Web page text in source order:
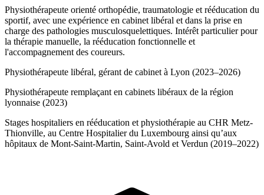
Physiothérapeute orienté orthopédie, traumatologie et rééducation du
sportif, avec une expérience en cabinet libéral et dans la prise en
charge des pathologies musculosquelettiques. Intérêt particulier pour
la thérapie manuelle, la rééducation fonctionnelle et
l'accompagnement des coureurs.
Physiothérapeute libéral, gérant de cabinet à Lyon (2023–2026)
Physiothérapeute remplaçant en cabinets libéraux de la région
lyonnaise (2023)
Stages hospitaliers en rééducation et physiothérapie au CHR Metz-
Thionville, au Centre Hospitalier du Luxembourg ainsi qu’aux
hôpitaux de Mont-Saint-Martin, Saint-Avold et Verdun (2019–2022)